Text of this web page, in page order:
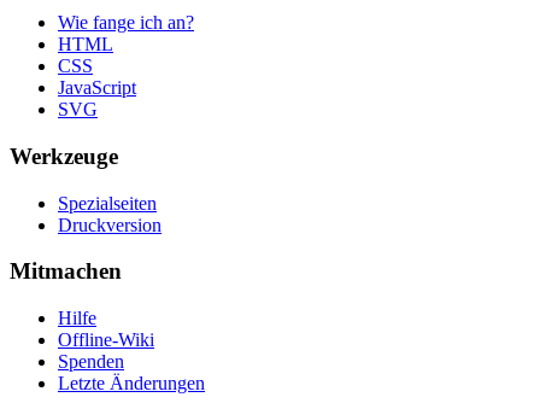
Wie fange ich an?
HTML
CSS
JavaScript
SVG
Werkzeuge
Spezialseiten
Druckversion
Mitmachen
Hilfe
Offline-Wiki
Spenden
Letzte Änderungen